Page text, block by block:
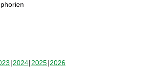
2024 2025 2026